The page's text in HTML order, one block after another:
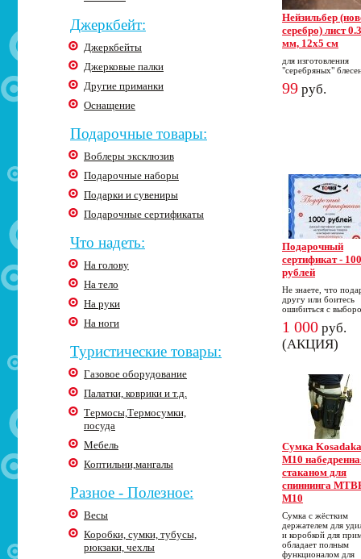
Джеркбейт:
Джеркбейты
Джерковые палки
Другие приманки
Оснащение
Подарочные товары:
Воблеры эксклюзив
Подарочные наборы
Подарки и сувениры
Подарочные сертификаты
Что надеть:
На голову
На тело
На руки
На ноги
Туристические товары:
Газовое оборудование
Палатки, коврики и т.д.
Термосы,Термосумки,
посуда
Мебель
Коптильни,мангалы
Разное - Полезное:
Весы
Коробки, сумки, тубусы,
рюкзаки, чехлы
Нейзильбер
серебро) лист
мм, 12х5 см
для изготовления
"серебряных"
99 руб.
Подарочный
сертификат -
рублей
Не знаете, что
другу или боитесь
ошибиться с
1 000 руб.
(АКЦИЯ)
Cумка Kosadaka
M10
стаканом для
спиннинга
M10
Сумка с жёстким
держателем для
и коробкой для
обладает полным
функционалом для